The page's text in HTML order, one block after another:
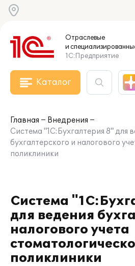
Отраслевые
и
1С:Предприятие
Каталог
Главная
Внедрения
Система "1С:Бухгалтерия 8" для
бухгалтерского и налогового
поликлиники
Система
для ведения
налогового учета
поликлиники